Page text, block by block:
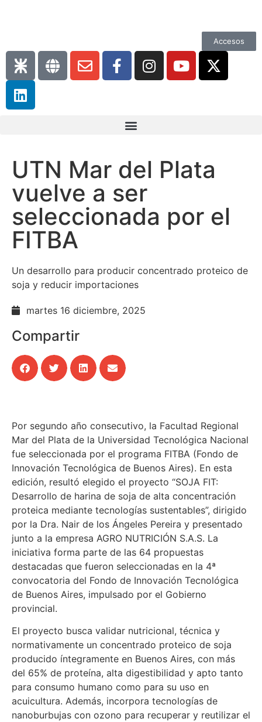
Accesos
UTN Mar del Plata
vuelve a ser
seleccionada por el
FITBA
Un desarrollo para producir concentrado proteico de
soja y reducir importaciones
martes 16 diciembre, 2025
Compartir
Por segundo año consecutivo, la Facultad Regional
Mar del Plata de la Universidad Tecnológica Nacional
fue seleccionada por el programa FITBA (Fondo de
Innovación Tecnológica de Buenos Aires). En esta
edición, resultó elegido el proyecto “SOJA FIT:
Desarrollo de harina de soja de alta concentración
proteica mediante tecnologías sustentables”, dirigido
por la Dra. Nair de los Ángeles Pereira y presentado
junto a la empresa AGRO NUTRICIÓN S.A.S. La
iniciativa forma parte de las 64 propuestas
destacadas que fueron seleccionadas en la 4ª
convocatoria del Fondo de Innovación Tecnológica
de Buenos Aires, impulsado por el Gobierno
provincial.
El proyecto busca validar nutricional, técnica y
normativamente un concentrado proteico de soja
producido íntegramente en Buenos Aires, con más
del 65% de proteína, alta digestibilidad y apto tanto
para consumo humano como para su uso en
acuicultura. Además, incorpora tecnologías de
nanoburbujas con ozono para recuperar y reutilizar el